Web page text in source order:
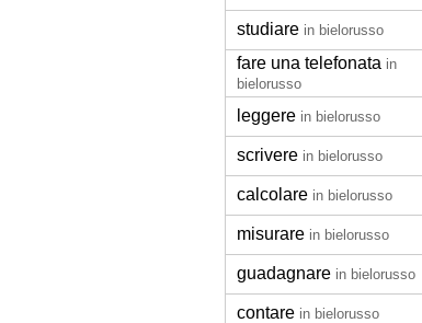
studiare in bielorusso
fare una telefonata in
bielorusso
leggere in bielorusso
scrivere in bielorusso
calcolare in bielorusso
misurare in bielorusso
guadagnare in bielorusso
contare in bielorusso